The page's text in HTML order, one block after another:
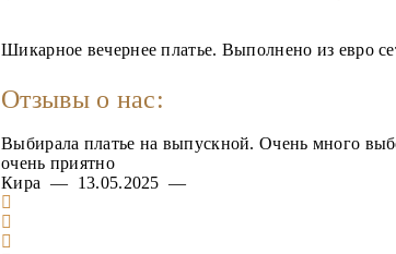
Шикарное вечернее платье. Выполнено из евро
Отзывы о нас:
Выбирала платье на выпускной. Очень много
очень приятно
Кира — 13.05.2025 —